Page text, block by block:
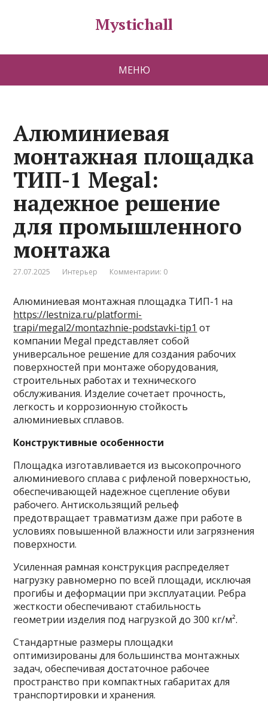
Mystichall
МЕНЮ
Алюминиевая
монтажная площадка
ТИП-1 Megal:
надежное решение
для промышленного
монтажа
27.07.2025 Интерьер Комментарии: 0
Алюминиевая монтажная площадка ТИП-1 на
https://lestniza.ru/platformi-
trapi/megal2/montazhnie-podstavki-tip1 от
компании Megal представляет собой
универсальное решение для создания рабочих
поверхностей при монтаже оборудования,
строительных работах и технического
обслуживания. Изделие сочетает прочность,
легкость и коррозионную стойкость
алюминиевых сплавов.
Конструктивные особенности
Площадка изготавливается из высокопрочного
алюминиевого сплава с рифленой поверхностью,
обеспечивающей надежное сцепление обуви
рабочего. Антискользящий рельеф
предотвращает травматизм даже при работе в
условиях повышенной влажности или загрязнения
поверхности.
Усиленная рамная конструкция распределяет
нагрузку равномерно по всей площади, исключая
прогибы и деформации при эксплуатации. Ребра
жесткости обеспечивают стабильность
геометрии изделия под нагрузкой до 300 кг/м².
Стандартные размеры площадки
оптимизированы для большинства монтажных
задач, обеспечивая достаточное рабочее
пространство при компактных габаритах для
транспортировки и хранения.